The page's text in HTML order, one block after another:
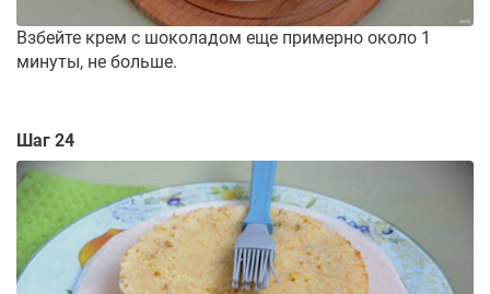
Взбейте крем с шоколадом еще примерно около 1
минуты, не больше.
Шаг 24